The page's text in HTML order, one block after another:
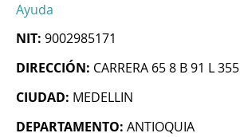
Ayuda
NIT: 9002985171
DIRECCIÓN: CARRERA 65 8 B 91 L 355
CIUDAD: MEDELLIN
DEPARTAMENTO: ANTIOQUIA